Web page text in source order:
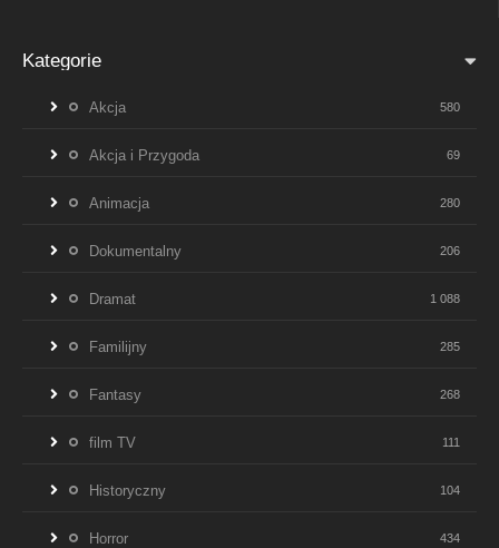
Kategorie
Akcja 580
Akcja i Przygoda 69
Animacja 280
Dokumentalny 206
Dramat 1 088
Familijny 285
Fantasy 268
film TV 111
Historyczny 104
Horror 434